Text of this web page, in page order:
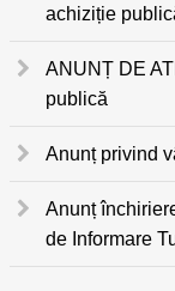
achiziție
ANUNȚ DE
publică
Anunț privind
Anunț
de Informare